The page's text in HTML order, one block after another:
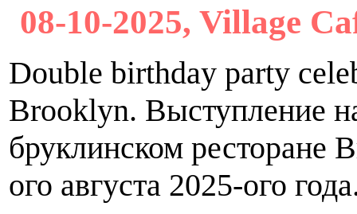
08-10-2025, Village
Double birthday party
Brooklyn. Выступление
бруклинском ресторане
ого августа 2025-ого